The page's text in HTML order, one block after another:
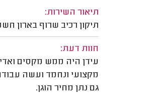
תיאור השירות:
תיקון רכיב שרוף בארון
חוות דעת:
עידן היה ממש מקסים
מקצועי ונחמד ועשה
גם נתן מחיר הוגן.